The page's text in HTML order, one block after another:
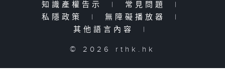
知識產權告示
| 常見問題
|
私隱政策
| 無障礙播放器
|
其他語言內容
|
© 2026 rthk.hk